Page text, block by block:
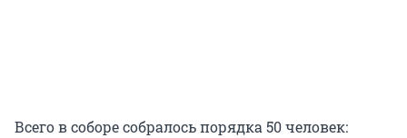
Всего в соборе собралось порядка 50 человек: